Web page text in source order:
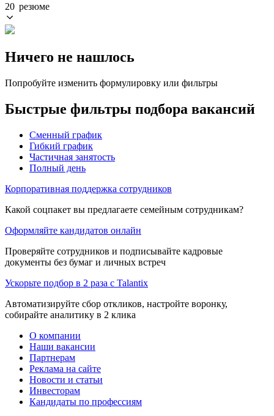
20 резюме
Ничего не нашлось
Попробуйте изменить формулировку или фильтры
Быстрые фильтры подбора вакансий
Сменный график
Гибкий график
Частичная занятость
Полный день
Корпоративная поддержка сотрудников
Какой соцпакет вы предлагаете семейным сотрудникам?
Оформляйте кандидатов онлайн
Проверяйте сотрудников и подписывайте кадровые
документы без бумаг и личных встреч
Ускорьте подбор в 2 раза с Talantix
Автоматизируйте сбор откликов, настройте воронку,
собирайте аналитику в 2 клика
О компании
Наши вакансии
Партнерам
Реклама на сайте
Новости и статьи
Инвесторам
Кандидаты по профессиям